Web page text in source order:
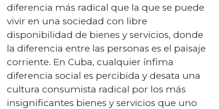
diferencia más radical que la que se puede
vivir en una sociedad con libre
disponibilidad de bienes y servicios, donde
la diferencia entre las personas es el paisaje
corriente. En Cuba, cualquier ínfima
diferencia social es percibida y desata una
cultura consumista radical por los más
insignificantes bienes y servicios que uno